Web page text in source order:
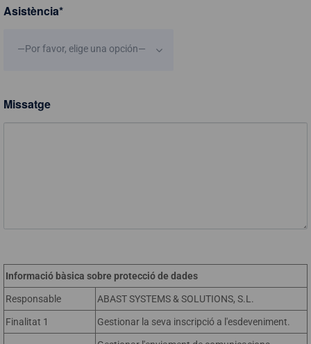
Asistència*
—Por favor, elige una opción—
Missatge
Informació bàsica sobre protecció de dades
Responsable ABAST SYSTEMS & SOLUTIONS, S.L.
Finalitat 1 Gestionar la seva inscripció a l'esdeveniment.